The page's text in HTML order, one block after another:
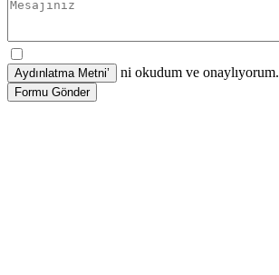
ni okudum ve onaylıyorum.
Formu Gönder